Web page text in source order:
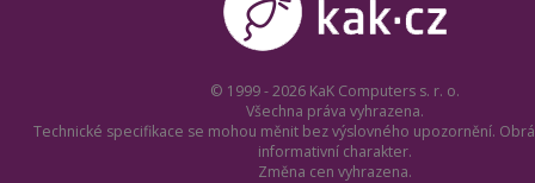
© 1999 - 2026 KaK Computers s. r. o.
Všechna práva vyhrazena.
Technické specifikace se mohou měnit bez výslovného upozornění.
informativní charakter.
Změna cen vyhrazena.